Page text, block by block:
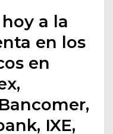
a la
en los
en
IXE,